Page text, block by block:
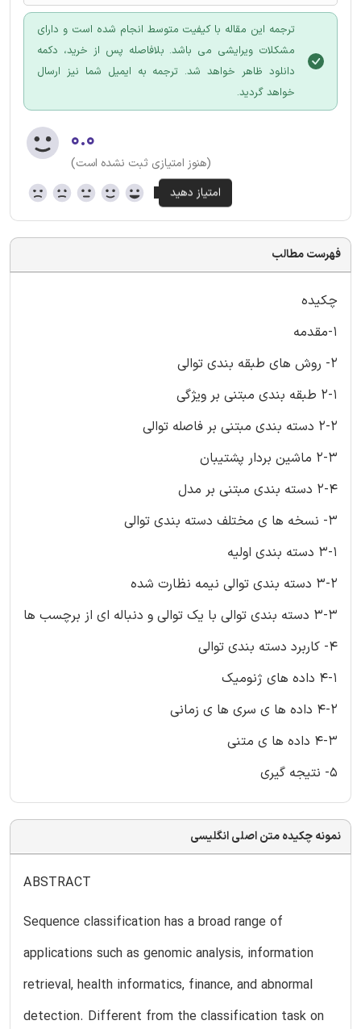
ترجمه این مقاله با کیفیت متوسط انجام شده است و دارای
مشکلات ویرایشی می باشد. بلافاصله پس از خرید، دکمه
دانلود ظاهر خواهد شد. ترجمه به ایمیل شما نیز ارسال
خواهد گردید.
۰.۰
(هنوز امتیازی ثبت نشده است)
فهرست مطالب
چکیده
1-مقدمه
2- روش های طبقه بندی توالی
2-1 طبقه بندی مبتنی بر ویژگی
2-2 دسته بندی مبتنی بر فاصله توالی
2-3 ماشین بردار پشتیبان
2-4 دسته بندی مبتنی بر مدل
3- نسخه ها ی مختلف دسته بندی توالی
3-1 دسته بندی اولیه
3-2 دسته بندی توالی نیمه نظارت شده
3-3 دسته بندی توالی با یک توالی و دنباله ای از برچسب ها
4- کاربرد دسته بندی توالی
4-1 داده های ژنومیک
4-2 داده ها ی سری ها ی زمانی
4-3 داده ها ی متنی
5- نتیجه گیری
نمونه چکیده متن اصلی انگلیسی
ABSTRACT
Sequence classification has a broad range of
applications such as genomic analysis, information
retrieval, health informatics, finance, and abnormal
detection. Different from the classification task on